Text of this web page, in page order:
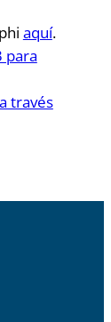
aquí.
para
través